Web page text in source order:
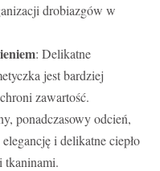
drobiazgów w
: Delikatne
jest bardziej
zawartość.
ponadczasowy odcień,
i delikatne ciepło
tkaninami.